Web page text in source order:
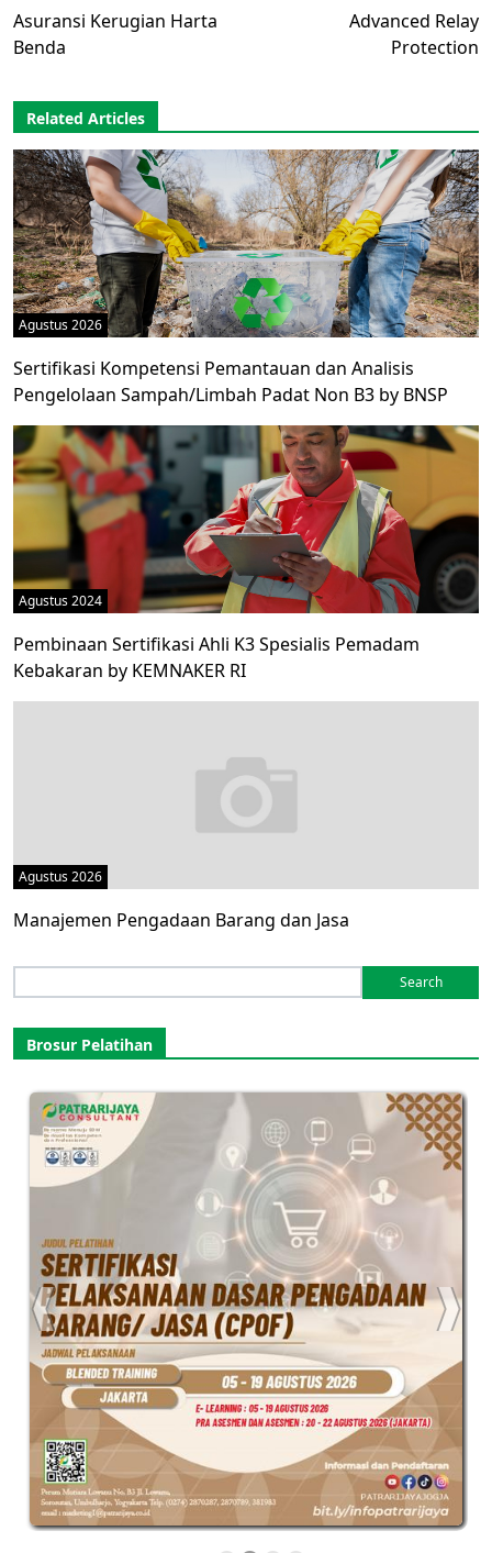
Asuransi Kerugian Harta
Benda
Advanced Relay
Protection
Related Articles
Agustus 2026
Sertifikasi Kompetensi Pemantauan dan Analisis
Pengelolaan Sampah/Limbah Padat Non B3 by BNSP
Agustus 2024
Pembinaan Sertifikasi Ahli K3 Spesialis Pemadam
Kebakaran by KEMNAKER RI
Agustus 2026
Manajemen Pengadaan Barang dan Jasa
for:
Brosur Pelatihan